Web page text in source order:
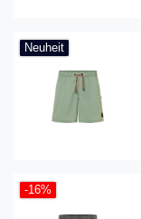
Neuheit
-16%